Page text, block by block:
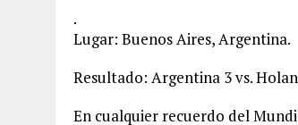
.
Lugar: Buenos Aires, Argentina.
Resultado: Argentina 3 vs.
En cualquier recuerdo del